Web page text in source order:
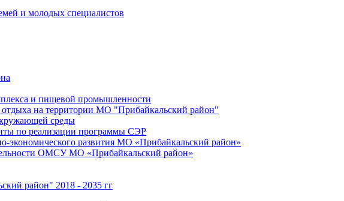
и молодых специалистов
и пищевой промышленности
отдыха на территории МО "Прибайкальский район"
среды
по реализации программы СЭР
экономического развития МО «Прибайкальский район»
ОМСУ МО «Прибайкальский район»
район" 2018 - 2035 гг